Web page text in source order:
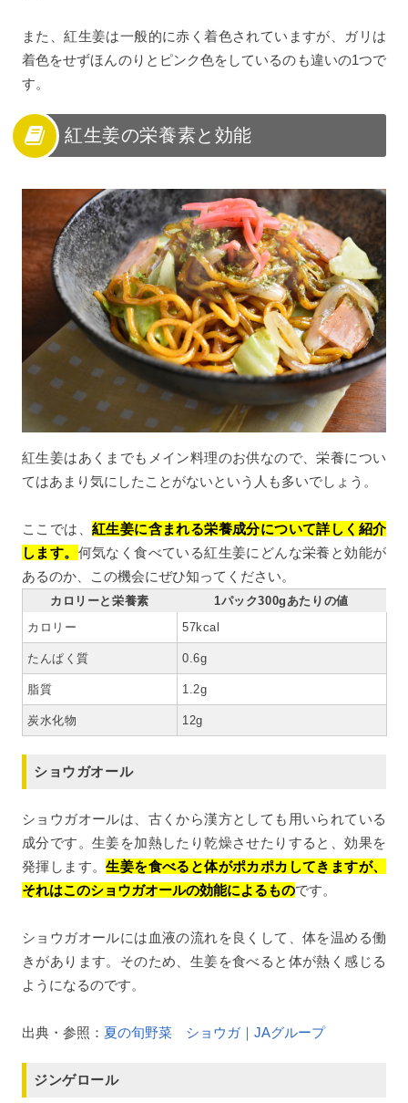
また、紅生姜は一般的に赤く着色されていますが、ガリは
着色をせずほんのりとピンク色をしているのも違いの1つで
す。
紅生姜の栄養素と効能
紅生姜はあくまでもメイン料理のお供なので、栄養につい
てはあまり気にしたことがないという人も多いでしょう。
ここでは、 紅生姜に含まれる栄養成分について詳しく紹介
します。 何気なく食べている紅生姜にどんな栄養と効能が
あるのか、この機会にぜひ知ってください。
カロリーと栄養素
1パック300gあたりの値
カロリー
57kcal
たんぱく質 0.6g
脂質 1.2g
炭水化物 12g
ショウガオール
ショウガオールは、古くから漢方としても用いられている
成分です。生姜を加熱したり乾燥させたりすると、効果を
発揮します。生姜を食べると体がポカポカしてきますが、
それはこのショウガオールの効能によるものです。
ショウガオールには血液の流れを良くして、体を温める働
きがあります。そのため、生姜を食べると体が熱く感じる
ようになるのです。
出典・参照： 夏の旬野菜 ショウガ｜JAグループ
ジンゲロール